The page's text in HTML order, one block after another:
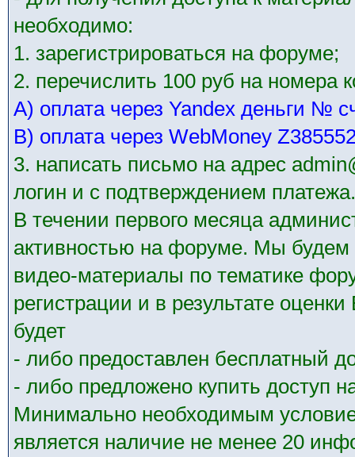
необходимо:
1. зарегистрироваться на форуме;
2. перечислить 100 руб на номера
А) оплата через Yandex деньги №
В) оплата через WebMoney
3. написать письмо на адрес
логин и с подтверждением платежа.
В течении первого месяца
активностью на форуме. Мы
видео-материалы по тематике
регистрации и в результате
будет
- либо предоставлен бесплатный
- либо предложено купить доступ
Минимально необходимым
является наличие не менее 20